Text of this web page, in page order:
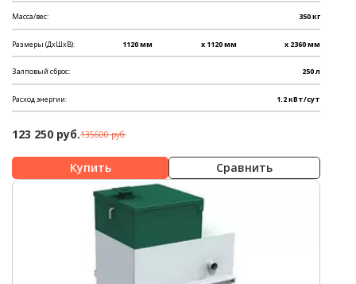
Масса/вес: 350 кг
Размеры (ДхШхВ): 1120 мм x 1120 мм x 2360 мм
Залповый сброс: 250 л
Расход энергии: 1.2 кВт/сут
123 250 руб.135600 руб.
Сравнить